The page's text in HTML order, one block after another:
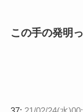
この手の発明